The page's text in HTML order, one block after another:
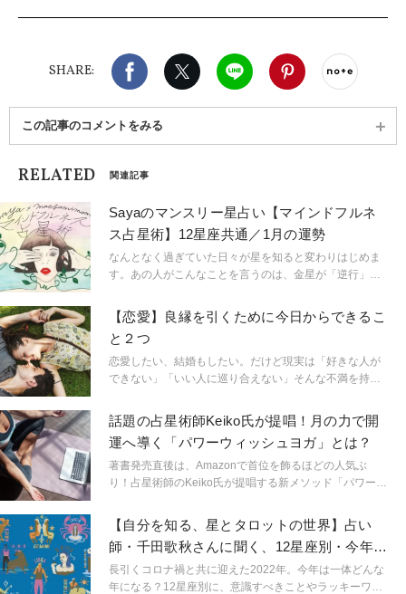
SHARE:
Facebook X（旧twitter）
LINE Pinterest
この記事のコメントをみる
RELATED 関連記事
Sayaのマンスリー星占い【マインドフルネ
ス占星術】12星座共通／1月の運勢
なんとなく過ぎていた日々が星を知ると変わりはじめま
す。あの人がこんなことを言うのは、金星が「逆行」し
い。こんなにも気持ちが盛り上がるのは満月だからと言
うように。星という眼鏡をもつことで、小さなささやき
や予兆にも気づき始め、「今、ここ」に集中できるよう
に。マインドフルに生きられるようになるのです。
「今、ここ」を生きるためのマインドフルネスな占星術
【恋愛】良縁を引くために今日からできるこ
と２つ
恋愛したい、結婚もしたい。だけど現実は「好きな人が
できない」「いい人に巡り合えない」そんな不満を持っ
と出会える場に行くことが大事ですが、ではその「出会
いの場」で良いご縁を引けるようになるには？日々心掛
けたいポイントを考えてみました。
話題の占星術師Keiko氏が提唱！月の力で開
運へ導く「パワーウィッシュヨガ」とは？
著書発売直後は、Amazonで首位を飾るほどの人気ぶ
り！占星術師のKeiko氏が提唱する新メソッド「パワーウ
幸せを引き寄せてみませんか？
【自分を知る、星とタロットの世界】占い
師・千田歌秋さんに聞く、12星座別・今年を
快適に過ごすコツ
長引くコロナ禍と共に迎えた2022年。今年は一体どんな
年になる？12星座別に、意識すべきことやラッキーワー